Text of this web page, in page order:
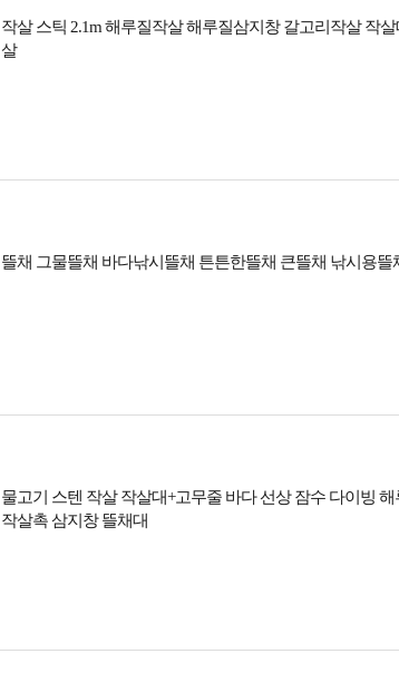
작살 스틱 2.1m 해루질작살 해루질삼지창 갈고리작살 작
살
뜰채 그물뜰채 바다낚시뜰채 튼튼한뜰채 큰뜰채 낚시용뜰
물고기 스텐 작살 작살대+고무줄 바다 선상 잠수 다이빙 해
작살촉 삼지창 뜰채대